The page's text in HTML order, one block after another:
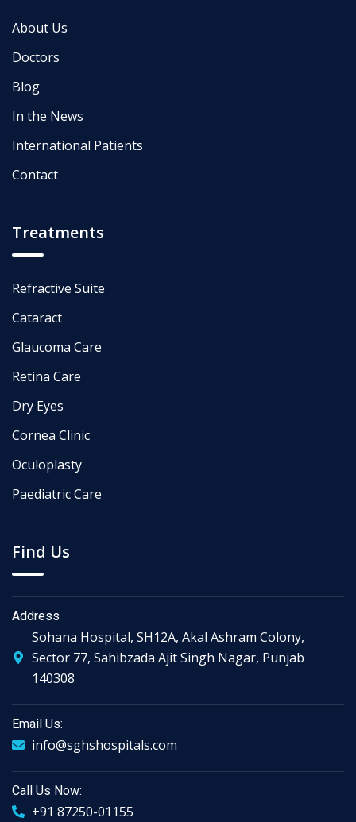
About Us
Doctors
Blog
In the News
International Patients
Contact
Treatments
Refractive Suite
Cataract
Glaucoma Care
Retina Care
Dry Eyes
Cornea Clinic
Oculoplasty
Paediatric Care
Find Us
Address
Sohana Hospital, SH12A, Akal Ashram Colony,
Sector 77, Sahibzada Ajit Singh Nagar, Punjab
140308
Email Us:
info@sghshospitals.com
Call Us Now:
+91 87250-01155